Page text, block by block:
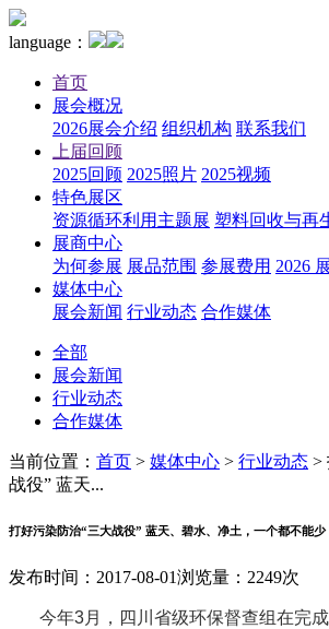
language：
首页
展会概况
2026展会介绍 组织机构 联系我们
上届回顾
2025回顾 2025照片 2025视频
特色展区
资源循环利用主题展 塑料回收与再
展商中心
为何参展 展品范围 参展费用 2026
媒体中心
展会新闻 行业动态 合作媒体
全部
展会新闻
行业动态
合作媒体
当前位置： 首页 > 媒体中心 > 行业动态 >
战役” 蓝天...
打好污染防治“三大战役” 蓝天、碧水、净土，一个都不能少
发布时间：2017-08-01浏览量：2249次
今年3月，四川省级环保督查组在完成